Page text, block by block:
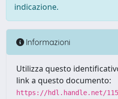
indicazione.
Informazioni
Utilizza questo
link a questo documento:
https://hdl.handle.net/